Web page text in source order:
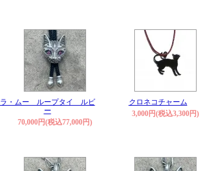
ラ・ムー ループタイ ルビ
ー
70,000円(税込77,000円)
クロネコチャーム
3,000円(税込3,300円)